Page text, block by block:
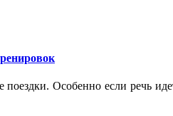
Особенно если речь